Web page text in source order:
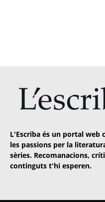
L'Escriba és un portal web
les passions per la
sèries. Recomanacions,
continguts t'hi esperen.